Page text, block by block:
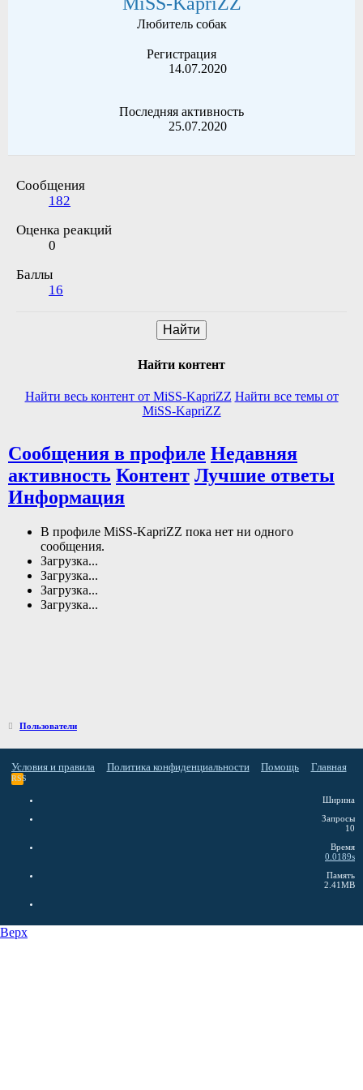
Любитель собак
Регистрация
14.07.2020
Последняя активность
25.07.2020
Сообщения
182
Оценка реакций
0
Баллы
16
Найти
Найти контент
Найти весь контент от MiSS-KapriZZ Найти все темы от
MiSS-KapriZZ
Сообщения в профиле Недавняя
активность Контент Лучшие ответы
Информация
В профиле MiSS-KapriZZ пока нет ни одного
сообщения.
Загрузка...
Загрузка...
Загрузка...
Загрузка...
Пользователи
Условия и правила Политика конфиденциальности Помощь Главная
RSS
Ширина
Запросы
10
Время
0.0189s
Память
2.41MB
Верх